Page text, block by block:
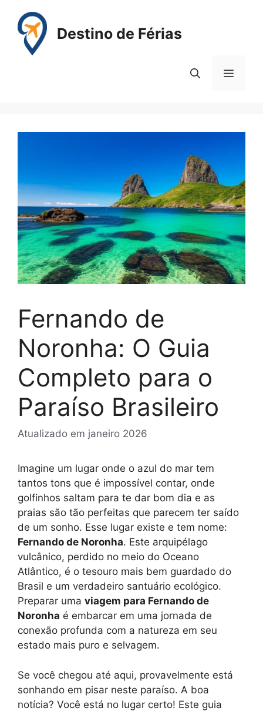
para
conteúdo
Destino de Férias
Menu
Fernando de
Noronha: O Guia
Completo para o
Paraíso Brasileiro
Atualizado em janeiro 2026
Imagine um lugar onde o azul do mar tem
tantos tons que é impossível contar, onde
golfinhos saltam para te dar bom dia e as
praias são tão perfeitas que parecem ter saído
de um sonho. Esse lugar existe e tem nome:
Fernando de Noronha. Este arquipélago
vulcânico, perdido no meio do Oceano
Atlântico, é o tesouro mais bem guardado do
Brasil e um verdadeiro santuário ecológico.
Preparar uma viagem para Fernando de
Noronha é embarcar em uma jornada de
conexão profunda com a natureza em seu
estado mais puro e selvagem.
Se você chegou até aqui, provavelmente está
sonhando em pisar neste paraíso. A boa
notícia? Você está no lugar certo! Este guia